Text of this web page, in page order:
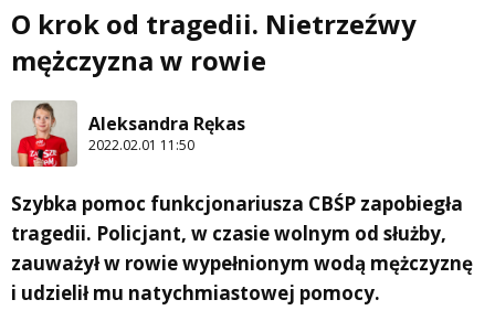
O krok od tragedii. Nietrzeźwy
mężczyzna w rowie
Aleksandra Rękas
2022.02.01 11:50
Szybka pomoc funkcjonariusza CBŚP zapobiegła
tragedii. Policjant, w czasie wolnym od służby,
zauważył w rowie wypełnionym wodą mężczyznę
i udzielił mu natychmiastowej pomocy.